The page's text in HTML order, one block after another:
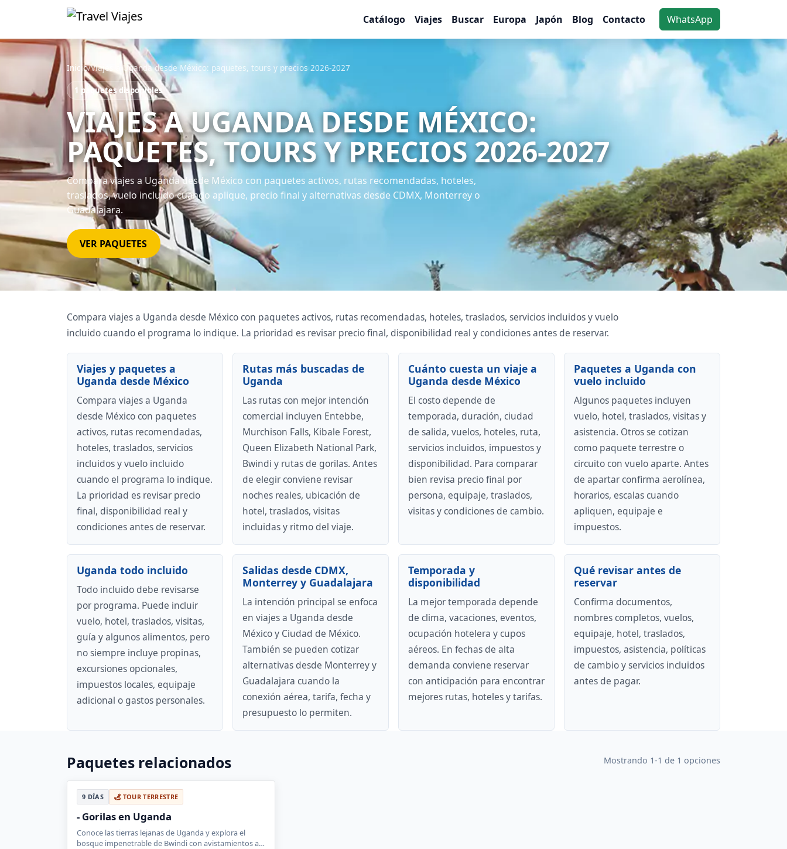
Catálogo Viajes Buscar Europa Japón Blog Contacto WhatsApp
Inicio/Viajes a Uganda desde México: paquetes, tours y precios 2026-2027
1 paquetes disponibles
VIAJES A UGANDA DESDE MÉXICO:
PAQUETES, TOURS Y PRECIOS 2026-2027
Compara viajes a Uganda desde México con paquetes activos, rutas recomendadas, hoteles,
traslados, vuelo incluido cuando aplique, precio final y alternativas desde CDMX, Monterrey o
Guadalajara.
VER PAQUETES
Compara viajes a Uganda desde México con paquetes activos, rutas recomendadas, hoteles, traslados, servicios incluidos y vuelo
incluido cuando el programa lo indique. La prioridad es revisar precio final, disponibilidad real y condiciones antes de reservar.
Viajes y paquetes a
Uganda desde México
Compara viajes a Uganda
desde México con paquetes
activos, rutas recomendadas,
hoteles, traslados, servicios
incluidos y vuelo incluido
cuando el programa lo indique.
La prioridad es revisar precio
final, disponibilidad real y
condiciones antes de reservar.
Rutas más buscadas de
Uganda
Las rutas con mejor intención
comercial incluyen Entebbe,
Murchison Falls, Kibale Forest,
Queen Elizabeth National Park,
Bwindi y rutas de gorilas. Antes
de elegir conviene revisar
noches reales, ubicación de
hotel, traslados, visitas
incluidas y ritmo del viaje.
Cuánto cuesta un viaje a
Uganda desde México
El costo depende de
temporada, duración, ciudad
de salida, vuelos, hoteles, ruta,
servicios incluidos, impuestos y
disponibilidad. Para comparar
bien revisa precio final por
persona, equipaje, traslados,
visitas y condiciones de cambio.
Paquetes a Uganda con
vuelo incluido
Algunos paquetes incluyen
vuelo, hotel, traslados, visitas y
asistencia. Otros se cotizan
como paquete terrestre o
circuito con vuelo aparte. Antes
de apartar confirma aerolínea,
horarios, escalas cuando
apliquen, equipaje e
impuestos.
Uganda todo incluido
Todo incluido debe revisarse
por programa. Puede incluir
vuelo, hotel, traslados, visitas,
guía y algunos alimentos, pero
no siempre incluye propinas,
excursiones opcionales,
impuestos locales, equipaje
adicional o gastos personales.
Salidas desde CDMX,
Monterrey y Guadalajara
La intención principal se enfoca
en viajes a Uganda desde
México y Ciudad de México.
También se pueden cotizar
alternativas desde Monterrey y
Guadalajara cuando la
conexión aérea, tarifa, fecha y
presupuesto lo permiten.
Temporada y
disponibilidad
La mejor temporada depende
de clima, vacaciones, eventos,
ocupación hotelera y cupos
aéreos. En fechas de alta
demanda conviene reservar
con anticipación para encontrar
mejores rutas, hoteles y tarifas.
Qué revisar antes de
reservar
Confirma documentos,
nombres completos, vuelos,
equipaje, hotel, traslados,
impuestos, asistencia, políticas
de cambio y servicios incluidos
antes de pagar.
Paquetes relacionados Mostrando 1-1 de 1 opciones
9 DÍAS TOUR TERRESTRE
- Gorilas en Uganda
Conoce las tierras lejanas de Uganda y explora el
bosque impenetrable de Bwindi con avistamientos a